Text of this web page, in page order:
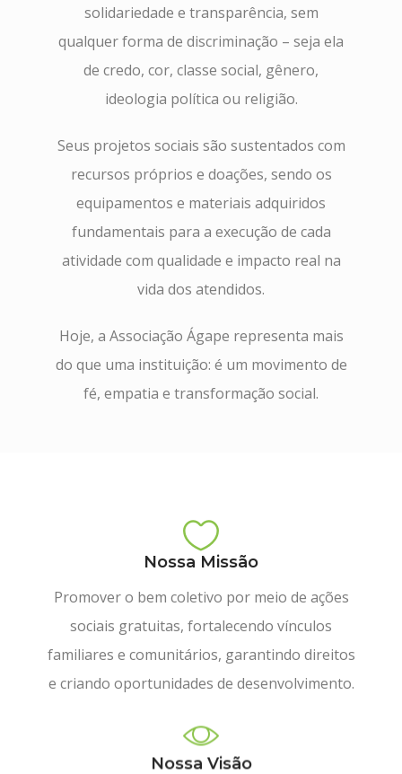
solidariedade e transparência, sem
qualquer forma de discriminação – seja ela
de credo, cor, classe social, gênero,
ideologia política ou religião.
Seus projetos sociais são sustentados com
recursos próprios e doações, sendo os
equipamentos e materiais adquiridos
fundamentais para a execução de cada
atividade com qualidade e impacto real na
vida dos atendidos.
Hoje, a Associação Ágape representa mais
do que uma instituição: é um movimento de
fé, empatia e transformação social.
Nossa Missão
Promover o bem coletivo por meio de ações
sociais gratuitas, fortalecendo vínculos
familiares e comunitários, garantindo direitos
e criando oportunidades de desenvolvimento.
Nossa Visão